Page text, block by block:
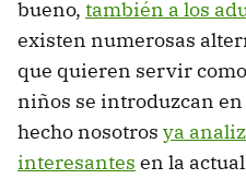
bueno, también a los
existen numerosas
que quieren servir
niños se introduzcan
hecho nosotros ya
interesantes en la